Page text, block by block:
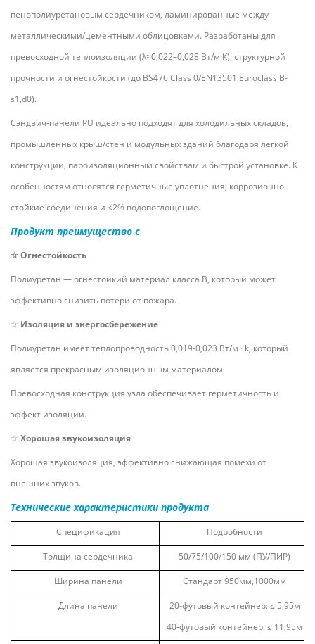
пенополиуретановым сердечником, ламинированные между
металлическими/цементными облицовками. Разработаны для
превосходной ‌теплоизоляции‌ (λ≈0,022–0,028 Вт/м·К), структурной
прочности и ‌огнестойкости‌ (до BS476 Class 0/EN13501 Euroclass B-
s1,d0).
Сэндвич-панели PU идеально подходят для ‌холодильных складов‌,
промышленных крыш/стен и модульных зданий благодаря легкой
конструкции, пароизоляционным свойствам и быстрой установке. К
особенностям относятся ‌герметичные уплотнения‌, коррозионно-
стойкие соединения и ≤2% водопоглощение.
Продукт преимущество с
☆Огнестойкость
Полиуретан — огнестойкий материал класса B, который может
эффективно снизить потери от пожара.
☆ Изоляция и энергосбережение
Полиуретан имеет теплопроводность 0,019-0,023 Вт/м · k, который
является прекрасным изоляционным материалом.
Превосходная конструкция узла обеспечивает герметичность и
эффект изоляции.
☆ Хорошая звукоизоляция
Хорошая звукоизоляция, эффективно снижающая помехи от
внешних звуков.
Технические характеристики продукта
Спецификация Подробности
Толщина сердечника 50/75/100/150 мм (ПУ/ПИР)
Ширина панели Стандарт950мм,1000мм
Длина панели 20-футовый контейнер:≤ 5,95м
40-футовый контейнер:≤ 11,95м